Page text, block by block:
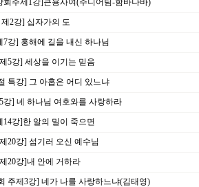
회주제1강]큰용사여(주니어팀-함바나바)
2강] 십자가의 도
7강] 홍해에 길을 내신 하나님
5강] 세상을 이기는 믿음
특강] 그 아홉은 어디 있느냐
강] 네 하나님 여호와를 사랑하라
14강]한 알의 밀이 죽으면
20강] 섬기러 오신 예수님
20강]내 안에 거하라
주제3강] 네가 나를 사랑하느냐(김태영)